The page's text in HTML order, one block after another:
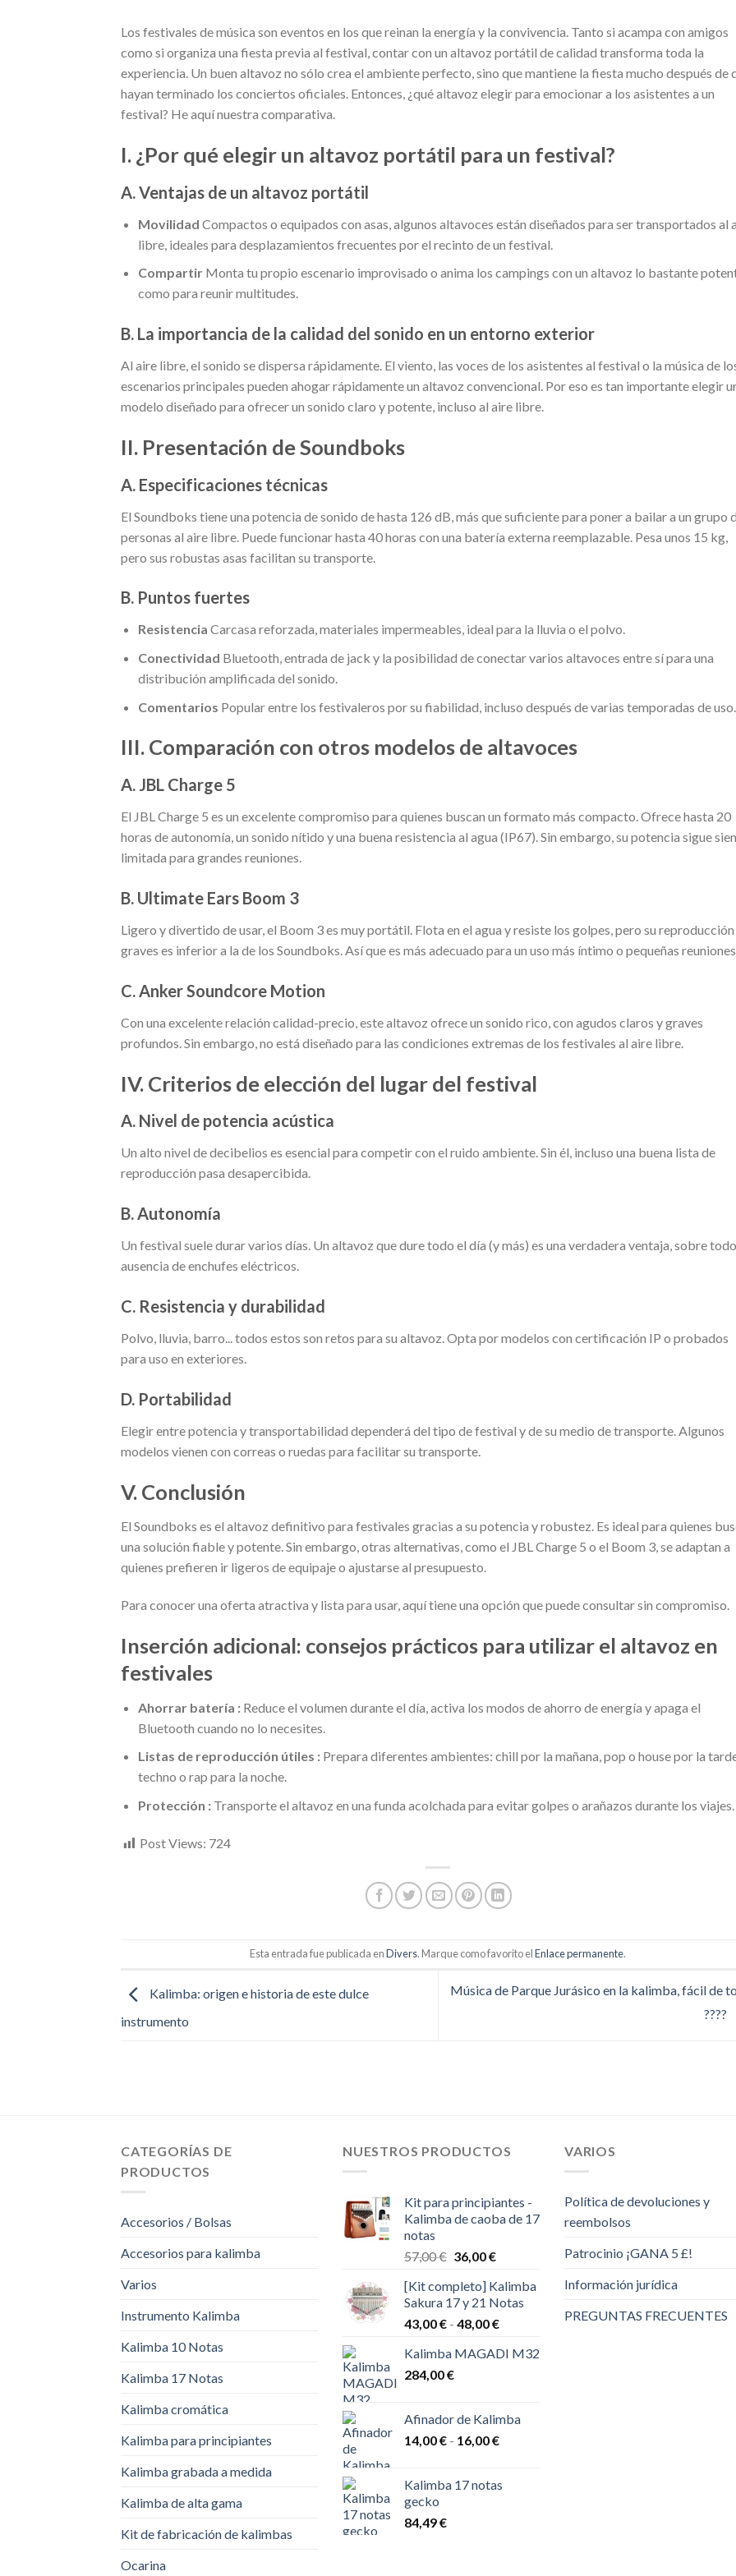
Los festivales de música son eventos en los que reinan la energía y la convivencia. Tanto si acampa con amigos
como si organiza una fiesta previa al festival, contar con un altavoz portátil de calidad transforma toda la
experiencia. Un buen altavoz no sólo crea el ambiente perfecto, sino que mantiene la fiesta mucho después de
hayan terminado los conciertos oficiales. Entonces, ¿qué altavoz elegir para emocionar a los asistentes a un
festival? He aquí nuestra comparativa.
I. ¿Por qué elegir un altavoz portátil para un festival?
A. Ventajas de un altavoz portátil
Movilidad Compactos o equipados con asas, algunos altavoces están diseñados para ser transportados al
libre, ideales para desplazamientos frecuentes por el recinto de un festival.
CompartirMonta tu propio escenario improvisado o anima los campings con un altavoz lo bastante
como para reunir multitudes.
B. La importancia de la calidad del sonido en un entorno exterior
Al aire libre, el sonido se dispersa rápidamente. El viento, las voces de los asistentes al festival o la música de
escenarios principales pueden ahogar rápidamente un altavoz convencional. Por eso es tan importante elegir
modelo diseñado para ofrecer un sonido claro y potente, incluso al aire libre.
II. Presentación de Soundboks
A. Especificaciones técnicas
El Soundboks tiene una potencia de sonido de hasta 126 dB, más que suficiente para poner a bailar a un grupo
personas al aire libre. Puede funcionar hasta 40 horas con una batería externa reemplazable. Pesa unos 15 kg,
pero sus robustas asas facilitan su transporte.
B. Puntos fuertes
Resistencia Carcasa reforzada, materiales impermeables, ideal para la lluvia o el polvo.
Conectividad Bluetooth, entrada de jack y la posibilidad de conectar varios altavoces entre sí para una
distribución amplificada del sonido.
Comentarios Popular entre los festivaleros por su fiabilidad, incluso después de varias temporadas de uso.
III. Comparación con otros modelos de altavoces
A. JBL Charge 5
El JBL Charge 5 es un excelente compromiso para quienes buscan un formato más compacto. Ofrece hasta 20
horas de autonomía, un sonido nítido y una buena resistencia al agua (IP67). Sin embargo, su potencia sigue
limitada para grandes reuniones.
B. Ultimate Ears Boom 3
Ligero y divertido de usar, el Boom 3 es muy portátil. Flota en el agua y resiste los golpes, pero su
graves es inferior a la de los Soundboks. Así que es más adecuado para un uso más íntimo o pequeñas
C. Anker Soundcore Motion
Con una excelente relación calidad-precio, este altavoz ofrece un sonido rico, con agudos claros y graves
profundos. Sin embargo, no está diseñado para las condiciones extremas de los festivales al aire libre.
IV. Criterios de elección del lugar del festival
A. Nivel de potencia acústica
Un alto nivel de decibelios es esencial para competir con el ruido ambiente. Sin él, incluso una buena lista de
reproducción pasa desapercibida.
B. Autonomía
Un festival suele durar varios días. Un altavoz que dure todo el día (y más) es una verdadera ventaja, sobre
ausencia de enchufes eléctricos.
C. Resistencia y durabilidad
Polvo, lluvia, barro... todos estos son retos para su altavoz. Opta por modelos con certificación IP o probados
para uso en exteriores.
D. Portabilidad
Elegir entre potencia y transportabilidad dependerá del tipo de festival y de su medio de transporte. Algunos
modelos vienen con correas o ruedas para facilitar su transporte.
V. Conclusión
El Soundboks es el altavoz definitivo para festivales gracias a su potencia y robustez. Es ideal para quienes
una solución fiable y potente. Sin embargo, otras alternativas, como el JBL Charge 5 o el Boom 3, se adaptan a
quienes prefieren ir ligeros de equipaje o ajustarse al presupuesto.
Para conocer una oferta atractiva y lista para usar, aquí tiene una opción que puede consultar sin compromiso.
Inserción adicional: consejos prácticos para utilizar el altavoz en
festivales
Ahorrar batería :Reduce el volumen durante el día, activa los modos de ahorro de energía y apaga el
Bluetooth cuando no lo necesites.
Listas de reproducción útiles :Prepara diferentes ambientes: chill por la mañana, pop o house por la
techno o rap para la noche.
Protección :Transporte el altavoz en una funda acolchada para evitar golpes o arañazos durante los viajes.
Post Views: 724
Esta entrada fue publicada enDivers. Marque como favorito elEnlace permanente.
Kalimba: origen e historia de este dulce
instrumento
Música de Parque Jurásico en la kalimba, fácil de
????
CATEGORÍAS DE
PRODUCTOS
Accesorios / Bolsas
Accesorios para kalimba
Varios
Instrumento Kalimba
Kalimba 10 Notas
Kalimba 17 Notas
Kalimba cromática
Kalimba para principiantes
Kalimba grabada a medida
Kalimba de alta gama
Kit de fabricación de kalimbas
Ocarina
NUESTROS PRODUCTOS
Kit para principiantes -
Kalimba de caoba de 17
notas
57,00€ El
original
era:
57,00 €.
36,00€El
actual
es:
36,00 €.
[Kit completo] Kalimba
Sakura 17 y 21 Notas
43,00€ - 48,00€Rango
precios:
48,00 €
Kalimba MAGADI M32
284,00€
Afinador de Kalimba
14,00€ - 16,00€Rango
desde
Kalimba 17 notas
gecko
84,49€
VARIOS
Política de devoluciones y
reembolsos
Patrocinio ¡GANA 5 £!
Información jurídica
PREGUNTAS FRECUENTES